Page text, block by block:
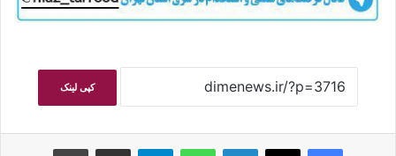
کپی لینک
فیسبوکایکس لینکداین واتس آپ تلگرام اشتراک گذاری با ایمیل چاپ